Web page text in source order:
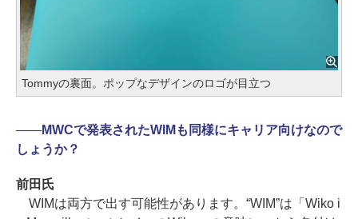
Tommyの裏面。ポップなデザインのロゴが目立つ
――MWCで発表されたWIMも同様にキャリア向けなので
しょうか？
前田氏
WIMは両方で出す可能性があります。“WIM”は「Wiko i